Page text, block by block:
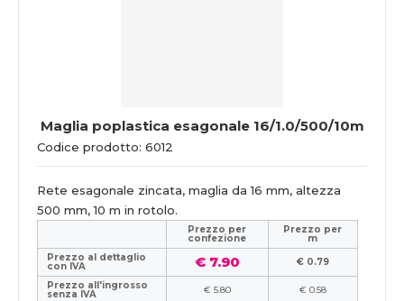
Maglia poplastica esagonale 16/1.0/500/10m
Codice prodotto: 6012
Rete esagonale zincata, maglia da 16 mm, altezza
500 mm, 10 m in rotolo.
Prezzo per
confezione
Prezzo per
m
Prezzo al dettaglio
con IVA € 7.90
€ 0.79
Prezzo all'ingrosso
senza IVA € 5.80
€ 0.58